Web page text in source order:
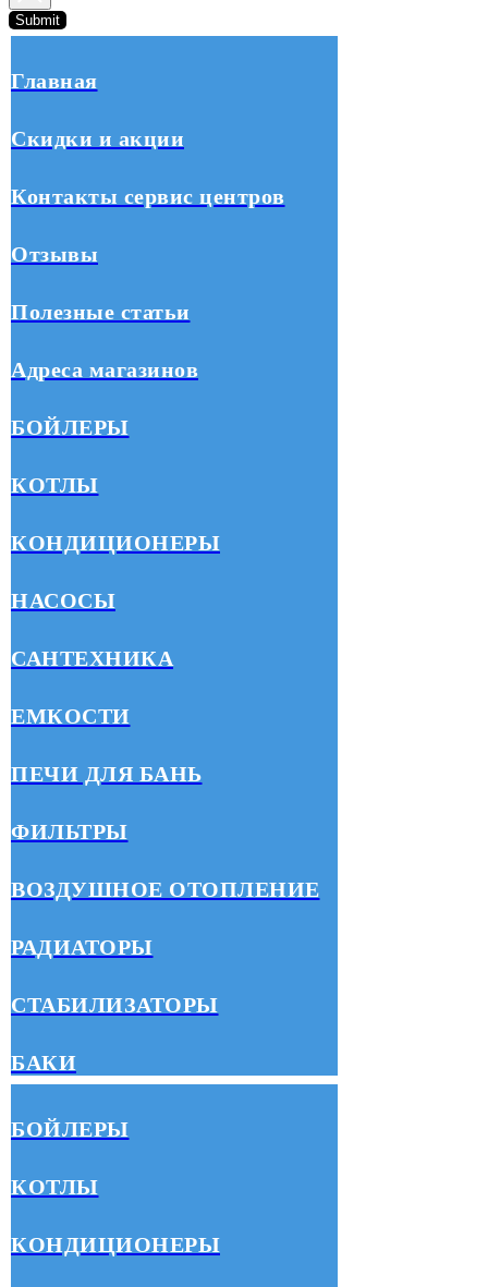
Submit
Главная
Скидки и акции
Контакты сервис центров
Отзывы
Полезные статьи
Адреса магазинов
БОЙЛЕРЫ
КОТЛЫ
КОНДИЦИОНЕРЫ
НАСОСЫ
САНТЕХНИКА
ЕМКОСТИ
ПЕЧИ ДЛЯ БАНЬ
ФИЛЬТРЫ
ВОЗДУШНОЕ ОТОПЛЕНИЕ
РАДИАТОРЫ
СТАБИЛИЗАТОРЫ
БАКИ
БОЙЛЕРЫ
КОТЛЫ
КОНДИЦИОНЕРЫ